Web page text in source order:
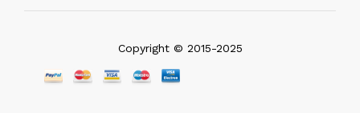
Copyright © 2015-2025